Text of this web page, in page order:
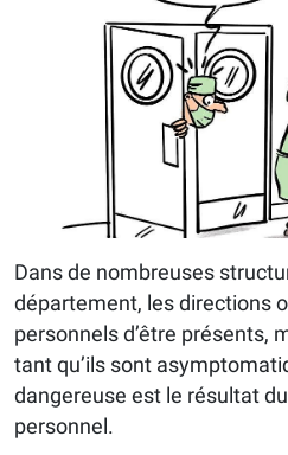
Dans de nombreuses
département, les directions
personnels d’être présents,
tant qu’ils sont
dangereuse est le résultat
personnel.